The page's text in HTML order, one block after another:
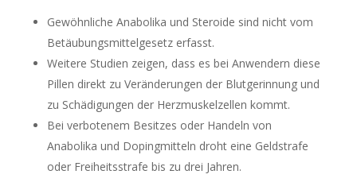
Gewöhnliche Anabolika und Steroide sind nicht vom
Betäubungsmittelgesetz erfasst.
Weitere Studien zeigen, dass es bei Anwendern diese
Pillen direkt zu Veränderungen der Blutgerinnung und
zu Schädigungen der Herzmuskelzellen kommt.
Bei verbotenem Besitzes oder Handeln von
Anabolika und Dopingmitteln droht eine Geldstrafe
oder Freiheitsstrafe bis zu drei Jahren.